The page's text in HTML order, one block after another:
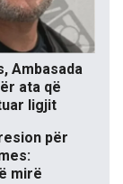
Ambasada
ata që
ligjit
për
mirë